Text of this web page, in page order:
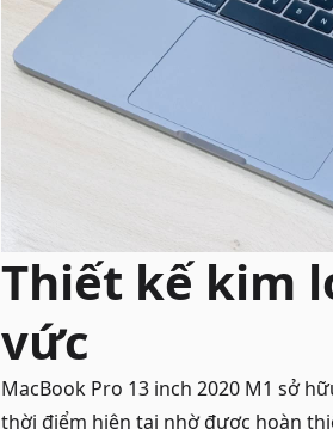
Thiết kế kim
vức
MacBook Pro 13 inch 2020 M1 sở
thời điểm hiện tại nhờ được hoàn